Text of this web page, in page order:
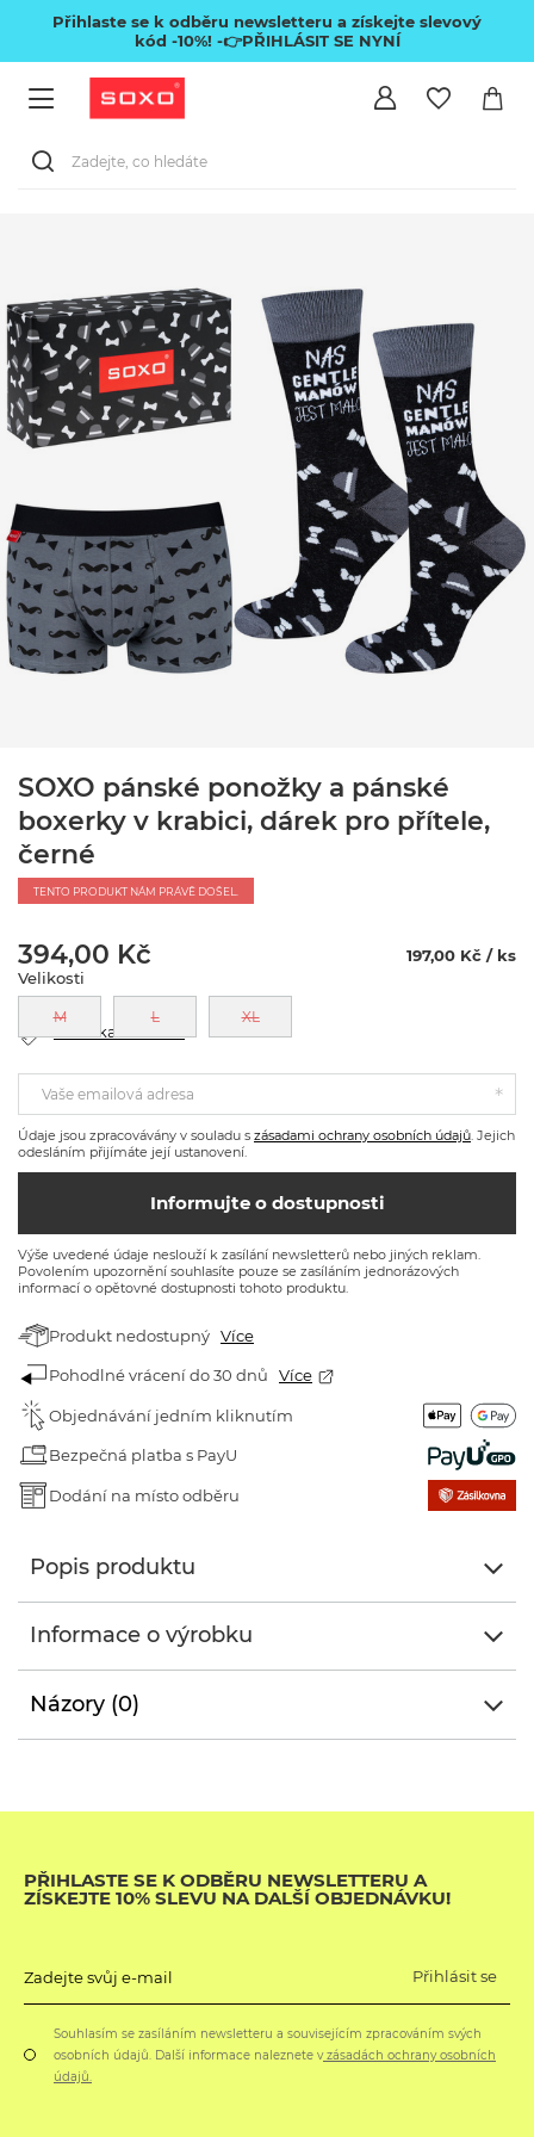
Přihlaste se k odběru newsletteru a získejte slevový
kód -10%! -👉PŘIHLÁSIT SE NYNÍ
SOXO pánské ponožky a pánské
boxerky v krabici, dárek pro přítele,
černé
TENTO PRODUKT NÁM PRÁVĚ DOŠEL.
394,00 Kč
197,00 Kč / ks
Velikosti
M L XL
Tabulka velikostí
Vaše emailová adresa
Údaje jsou zpracovávány v souladu s zásadami ochrany osobních údajů . Jejich
odesláním přijímáte její ustanovení.
Informujte o dostupnosti
Výše uvedené údaje neslouží k zasílání newsletterů nebo jiných reklam.
Povolením upozornění souhlasíte pouze se zasíláním jednorázových
informací o opětovné dostupnosti tohoto produktu.
Produkt nedostupný Více
Pohodlné vrácení do 30 dnů Více
Objednávání jedním kliknutím
Bezpečná platba s PayU
Dodání na místo odběru
Popis produktu
Informace o výrobku
Názory (0)
PŘIHLASTE SE K ODBĚRU NEWSLETTERU A
ZÍSKEJTE 10% SLEVU NA DALŠÍ OBJEDNÁVKU!
Zadejte svůj e-mail Přihlásit se
Souhlasím se zasíláním newsletteru a souvisejícím zpracováním svých
osobních údajů. Další informace naleznete vzásadách ochrany osobních
údajů.